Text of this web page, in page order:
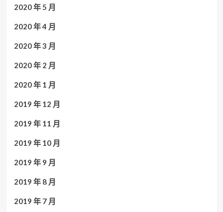
2020 年 5 月
2020 年 4 月
2020 年 3 月
2020 年 2 月
2020 年 1 月
2019 年 12 月
2019 年 11 月
2019 年 10 月
2019 年 9 月
2019 年 8 月
2019 年 7 月